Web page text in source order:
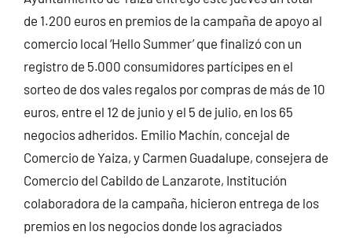
de 1.200 euros en premios de la campaña de apoyo al
comercio local ‘Hello Summer’ que finalizó con un
registro de 5.000 consumidores partícipes en el
sorteo de dos vales regalos por compras de más de 10
euros, entre el 12 de junio y el 5 de julio, en los 65
negocios adheridos. Emilio Machín, concejal de
Comercio de Yaiza, y Carmen Guadalupe, consejera de
Comercio del Cabildo de Lanzarote, Institución
colaboradora de la campaña, hicieron entrega de los
premios en los negocios donde los agraciados